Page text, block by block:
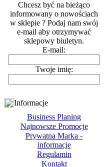
Chcesz być na bieżąco
informowany o nowościach
w sklepie ? Podaj nam swój
e-mail aby otrzymywać
sklepowy biuletyn.
E-mail:
Twoje imię:
Informacje
Business Planing
Najnowsze Promocje
Prywatna Marka -
informacje
Regulamin
Kontakt